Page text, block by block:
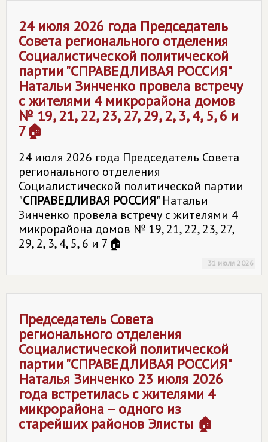
24 июля 2026 года Председатель
Совета регионального отделения
Социалистической политической
партии "СПРАВЕДЛИВАЯ РОССИЯ"
Натальи Зинченко провела встречу
с жителями 4 микрорайона домов
№ 19, 21, 22, 23, 27, 29, 2, 3, 4, 5, 6 и
7🏠
24 июля 2026 года Председатель Совета
регионального отделения
Социалистической политической партии
"СПРАВЕДЛИВАЯ РОССИЯ" Натальи
Зинченко провела встречу с жителями 4
микрорайона домов № 19, 21, 22, 23, 27,
29, 2, 3, 4, 5, 6 и 7🏠
31 июля 2026
Председатель Совета
регионального отделения
Социалистической политической
партии "СПРАВЕДЛИВАЯ РОССИЯ"
Наталья Зинченко 23 июля 2026
года встретилась с жителями 4
микрорайона – одного из
старейших районов Элисты 🏠